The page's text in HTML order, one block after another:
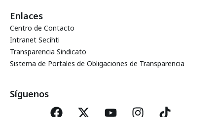
Enlaces
Centro de Contacto
Intranet Secihti
Transparencia Sindicato
Sistema de Portales de Obligaciones de Transparencia
Síguenos